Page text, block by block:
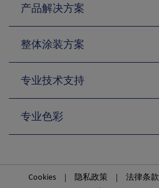
产品解决方案
整体涂装方案
专业技术支持
专业色彩
Cookies| 隐私政策 | 法律条款